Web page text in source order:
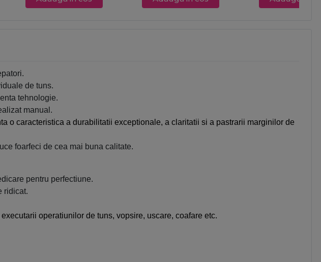
de tuns.
tehnologie.
manual.
o caracteristica a durabilitatii exceptionale, a claritatii si a pastrarii marginilor de
foarfeci de cea mai buna calitate.
pentru perfectiune.
ridicat.
operatiunilor de tuns, vopsire, uscare, coafare etc.